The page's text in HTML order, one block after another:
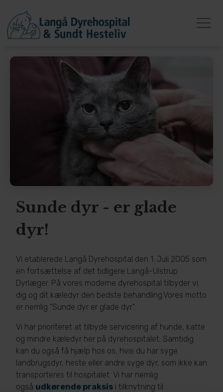
Sunde dyr - er glade
dyr!
Vi etablerede Langå Dyrehospital den 1. Juli 2005 som
en fortsættelse af det tidligere Langå-Ulstrup
Dyrlæger. På vores moderne dyrehospital tilbyder vi
dig og dit kæledyr den bedste behandling. Vores motto
er nemlig "Sunde dyr er glade dyr".
Vi har prioriteret at tilbyde servicering af hunde, katte
og mindre kæledyr her på dyrehospitalet. Samtidig
kan du også få hjælp hos os, hvis du har syge
landbrugsdyr, heste eller andre syge dyr, som ikke kan
transporteres til hospitalet. Vi har nemlig
også udkørende praksis i tilknytning til